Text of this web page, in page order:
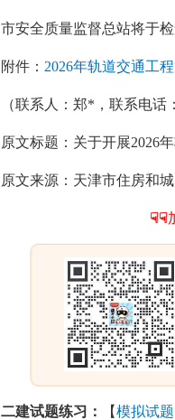
市安全质量监督总站将于
附件： 2026年轨道交通工
（联系人：郑*，联系电话
原文标题：关于开展2026
原文来源：天津市住房和
☟☟
二建试题练习： 【模拟试题